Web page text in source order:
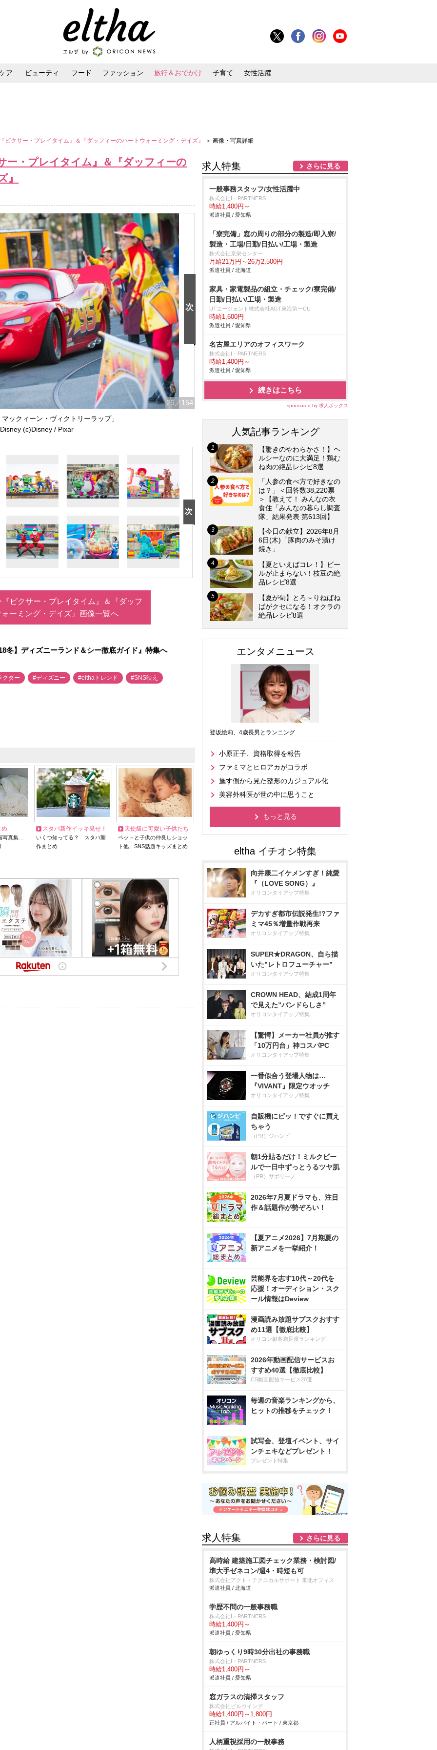
ア ビューティ フード ファッション 旅行＆おでかけ 子育て 女性活躍
ピクサー・プレイタイム』＆『ダッフィーのハートウォーミング・デイズ』 ＞ 画像・写真詳細
ー・プレイタイム』＆『ダッフィーの
』
26 ／154
ックィーン・ヴィクトリーラップ」
(c)Disney / Pixar
ピクサー・プレイタイム』＆『ダッフ
ーミング・デイズ』画像一覧へ
冬】ディズニーランド＆シー徹底ガイド』特集へ
クター #ディズニー #elthaトレンド #SNS映え
め
写真集…
スタバ新作イッキ見せ！
いくつ知ってる？ スタバ新
作まとめ
天使級に可愛い子供たち
ペットと子供の仲良しショッ
ト他、SNS話題キッズまとめ
求人特集 さらに見る
一般事務スタッフ/女性活躍中
株式会社I・PARTNERS
時給1,400円～
派遣社員 / 愛知県
「寮完備」窓の周りの部分の製造/即入寮/
製造・工場/日勤/日払い/工場・製造
株式会社京栄センター
月給21万円～26万2,500円
派遣社員 / 北海道
家具・家電製品の組立・チェック/寮完備/
日勤/日払い/工場・製造
UTエージェント株式会社AGT東海第一CU
時給1,600円
派遣社員 / 愛知県
名古屋エリアのオフィスワーク
株式会社I・PARTNERS
時給1,400円～
派遣社員 / 愛知県
続きはこちら
sponsored by 求人ボックス
人気記事ランキング
【驚きのやわらかさ！】ヘ
ルシーなのに大満足！鶏む
ね肉の絶品レシピ8選
「人参の食べ方で好きなの
は？」＜回答数38,220票
＞【教えて！ みんなの衣
食住「みんなの暮らし調査
隊」結果発表 第613回】
【今日の献立】2026年8月
6日(木)「豚肉のみそ漬け
焼き」
【夏といえばコレ！】ビー
ルが止まらない！枝豆の絶
品レシピ8選
【夏が旬】とろ～りねばね
ばがクセになる！オクラの
絶品レシピ8選
エンタメニュース
登坂絵莉、4歳長男とランニング
小原正子、資格取得を報告
ファミマとヒロアカがコラボ
施す側から見た整形のカジュアル化
美容外科医が世の中に思うこと
もっと見る
向井康二イケメンすぎ！純愛
『（LOVE SONG）』
オリコンタイアップ特集
デカすぎ都市伝説発生!?ファ
ミマ45％増量作戦再来
オリコンタイアップ特集
SUPER★DRAGON、自ら描
いた”レトロフューチャー”
オリコンタイアップ特集
CROWN HEAD、結成1周年
で見えた”バンドらしさ”
オリコンタイアップ特集
【驚愕】メーカー社員が推す
「10万円台」神コスパPC
オリコンタイアップ特集
一番似合う登場人物は…
『VIVANT』限定ウオッチ
オリコンタイアップ特集
自販機にピッ！ですぐに買え
ちゃう
（PR）ジハンピ
朝1分貼るだけ！ミルクピー
ルで一日中ずっとうるツヤ肌
（PR）サボリーノ
2026年7月夏ドラマも、注目
作＆話題作が勢ぞろい！
【夏アニメ2026】7月期夏の
新アニメを一挙紹介！
芸能界を志す10代～20代を
応援！オーディション・スク
ール情報はDeview
漫画読み放題サブスクおすす
め11選【徹底比較】
オリコン顧客満足度ランキング
2026年動画配信サービスお
すすめ40選【徹底比較】
CS動画配信サービス20選
毎週の音楽ランキングから、
ヒットの推移をチェック！
試写会、登壇イベント、サイ
ンチェキなどプレゼント！
プレゼント特集
求人特集 さらに見る
高時給 建築施工図チェック業務・検討図/
準大手ゼネコン/週4・時短も可
株式会社アクト・テクニカルサポート 東北オフィス
派遣社員 / 北海道
学歴不問の一般事務職
株式会社I・PARTNERS
時給1,400円～
派遣社員 / 愛知県
朝ゆっくり9時30分出社の事務職
株式会社I・PARTNERS
時給1,400円～
派遣社員 / 愛知県
窓ガラスの清掃スタッフ
株式会社ビルウイング
時給1,400円～1,800円
正社員 / アルバイト・パート / 東京都
人柄重視採用の一般事務